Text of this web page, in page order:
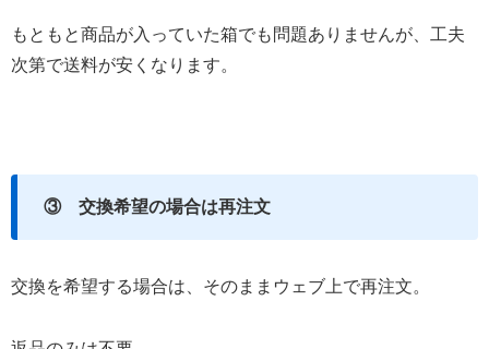
もともと商品が入っていた箱でも問題ありませんが、工夫
次第で送料が安くなります。
③ 交換希望の場合は再注文
交換を希望する場合は、そのままウェブ上で再注文。